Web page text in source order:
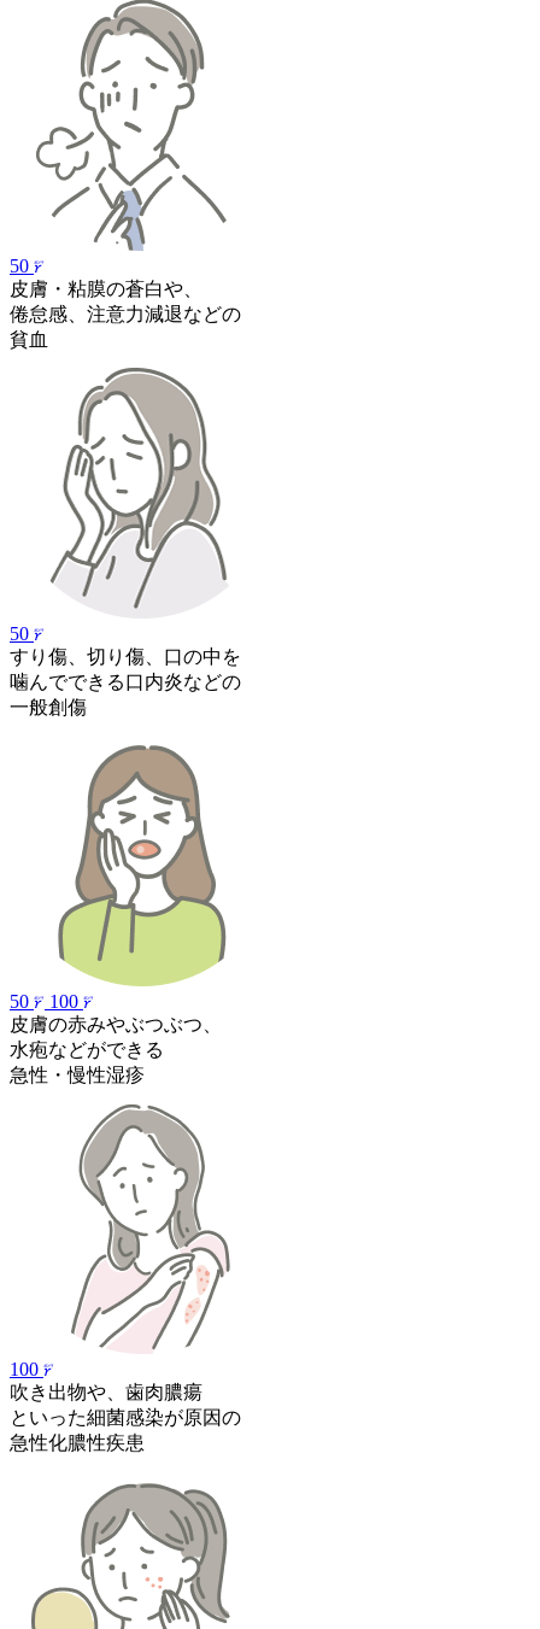
50
皮膚・粘膜の蒼白や、
倦怠感、注意力減退などの
貧血
50
すり傷、切り傷、口の中を
噛んでできる口内炎などの
一般創傷
50
100
皮膚の赤みやぶつぶつ、
水疱などができる
急性・慢性湿疹
100
吹き出物や、 歯肉膿瘍
といった細菌感染が原因の
急性化膿性疾患